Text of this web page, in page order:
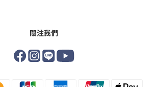
關注我們